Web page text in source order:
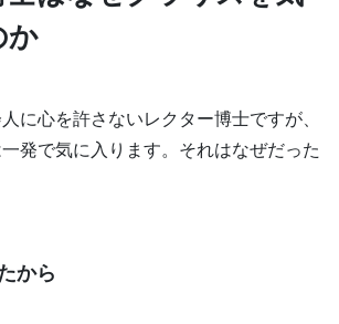
か
に心を許さないレクター博士ですが、
発で気に入ります。それはなぜだった
から